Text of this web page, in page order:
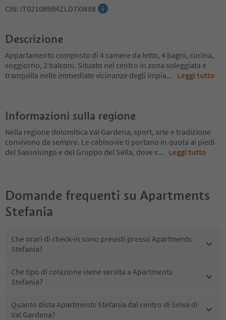
CIN: IT021089B4ZLD7XW88
Descrizione
Appartamento composto di 4 camere da letto, 4 bagni, cucina,
soggiorno, 2 balconi. Situato nel centro in zona soleggiata e
tranquilla nelle immediate vicinanze degli impia... Leggi tutto
Informazioni sulla regione
Nella regione dolomitica Val Gardena, sport, arte e tradizione
convivono da sempre. Le cabinovie ti portano in quota ai piedi
del Sassolungo e del Gruppo del Sella, dove s... Leggi tutto
Domande frequenti su Apartments
Stefania
Che orari di check-in sono previsti presso Apartments
Stefania?
Che tipo di colazione viene servita a Apartments
Stefania?
Quanto dista Apartments Stefania dal centro di Selva di
Val Gardena?